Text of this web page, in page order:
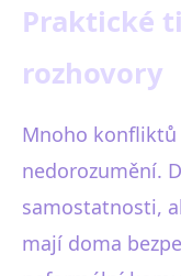
Praktické
rozhovory
Mnoho
nedorozumění.
samostatnosti,
mají doma